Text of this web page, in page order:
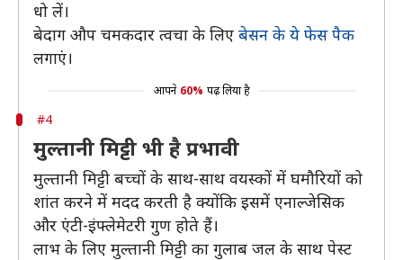
धो लें।
बेदाग औप चमकदार त्वचा के लिए बेसन के ये फेस पैक
लगाएं।
आपने 60% पढ़ लिया है
#4
मुल्तानी मिट्टी भी है प्रभावी
मुल्तानी मिट्टी बच्चों के साथ-साथ वयस्कों में घमौरियों को
शांत करने में मदद करती है क्योंकि इसमें एनाल्जेसिक
और एंटी-इंफ्लेमेटरी गुण होते हैं।
लाभ के लिए मुल्तानी मिट्टी का गुलाब जल के साथ पेस्ट